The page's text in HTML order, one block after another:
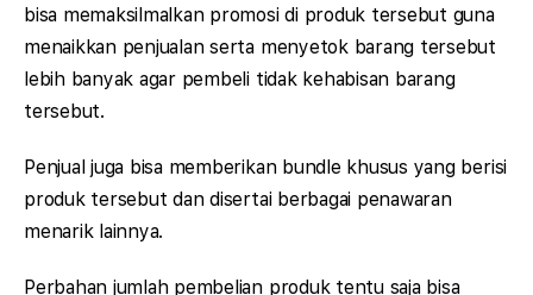
bisa memaksilmalkan promosi di produk tersebut guna
menaikkan penjualan serta menyetok barang tersebut
lebih banyak agar pembeli tidak kehabisan barang
tersebut.
Penjual juga bisa memberikan bundle khusus yang berisi
produk tersebut dan disertai berbagai penawaran
menarik lainnya.
Perbahan jumlah pembelian produk tentu saja bisa